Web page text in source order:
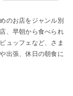
のお店をジャンル別
、早朝から食べられ
ュッフェなど、さま
出張、休日の朝食に